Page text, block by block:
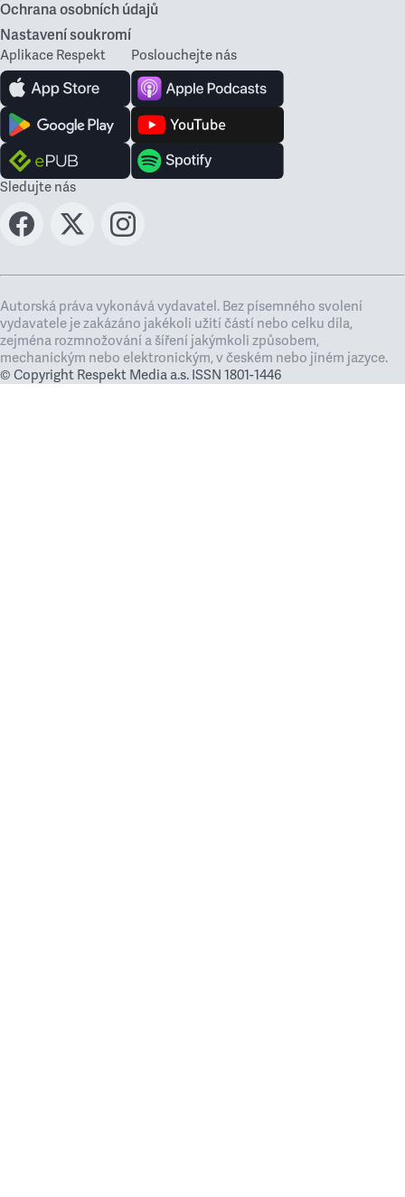
Ochrana osobních údajů
Nastavení soukromí
Aplikace Respekt Poslouchejte nás
Sledujte nás
Autorská práva vykonává vydavatel. Bez písemného svolení
vydavatele je zakázáno jakékoli užití částí nebo celku díla,
zejména rozmnožování a šíření jakýmkoli způsobem,
mechanickým nebo elektronickým, v českém nebo jiném jazyce.
© Copyright Respekt Media a.s. ISSN 1801-1446